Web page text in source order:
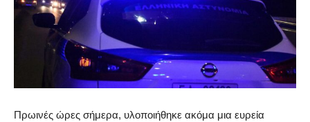
Πρωινές ώρες σήμερα, υλοποιήθηκε ακόμα μια ευρεία